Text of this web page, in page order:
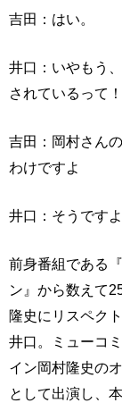
吉田：はい。
井口：いやもう
されているって！
吉田：岡村さん
わけですよ
井口：そうです
前身番組である
ン』から数えて
隆史にリスペク
井口。ミューコ
イン岡村隆史の
として出演し、